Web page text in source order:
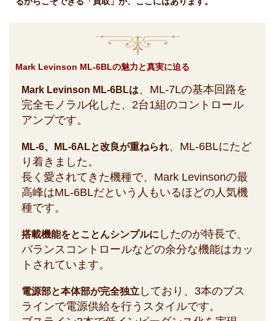
Mark Levinson ML-6BLの魅力と真実に迫る
Mark Levinson ML-6BLは、ML-7Lの基本回路を
完全モノラル化した、2台1組のコントロール
アンプです。
ML-6、ML-6ALと改良が重ねられ、ML-6BLにたど
り着きました。
長く愛されてきた機種で、Mark Levinsonの最
高峰はML-6BLだという人もいるほどの人気機
種です。
搭載機能をとことんシンプルに したのが特長で、
バランスコントロールなどの余分な機能はカッ
トされています。
電源部と本体部が完全独立 しており、3本のブス
ラインで電源供給を行うスタイルです。